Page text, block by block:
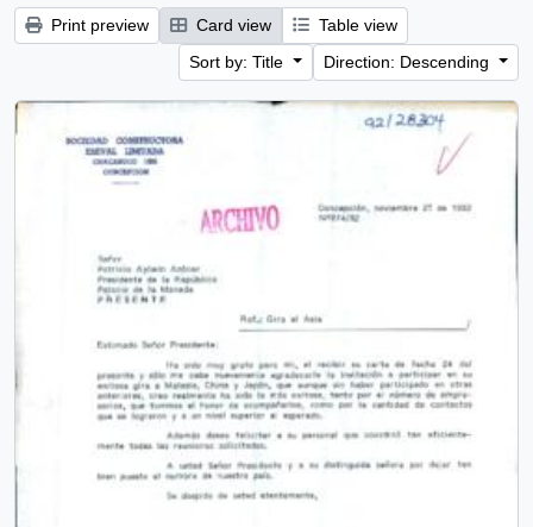
Print preview Card view
Table view
Sort by: Title
Direction: Descending